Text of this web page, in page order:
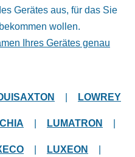
Gerätes aus, für das Sie
wollen.
Ihres Gerätes genau
LOWREY
LUMATRON
LUXEON